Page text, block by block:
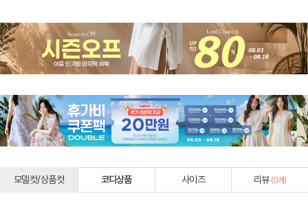
모델컷/상품컷 코디상품 사이즈 리뷰 (0개)